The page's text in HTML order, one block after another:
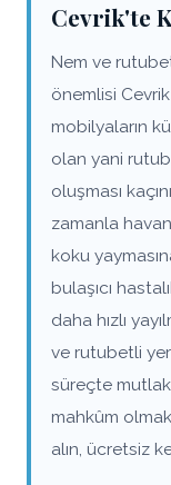
Cevrik'te
Nem ve
önemlisi
mobilyaların
olan yani
oluşması
zamanla
koku
bulaşıcı
daha hızlı
ve rutubetli
süreçte
mahkûm
alın, ücretsiz